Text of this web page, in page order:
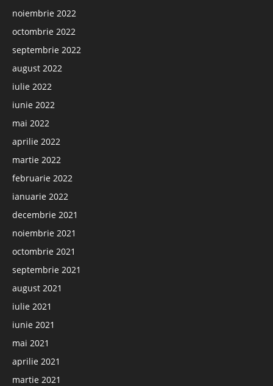
noiembrie 2022
octombrie 2022
septembrie 2022
august 2022
iulie 2022
iunie 2022
mai 2022
aprilie 2022
martie 2022
februarie 2022
ianuarie 2022
decembrie 2021
noiembrie 2021
octombrie 2021
septembrie 2021
august 2021
iulie 2021
iunie 2021
mai 2021
aprilie 2021
martie 2021